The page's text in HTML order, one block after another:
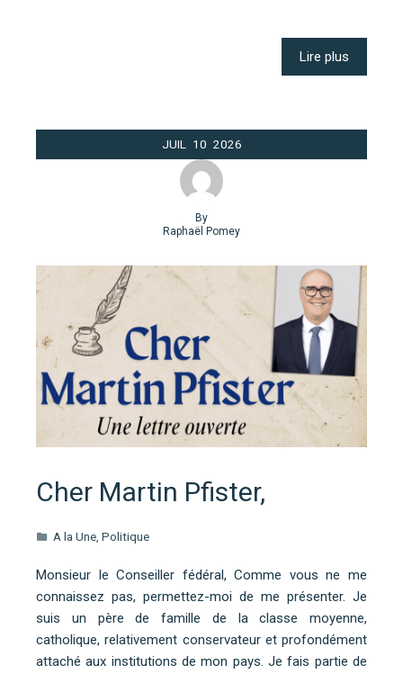
Lire plus
JUIL 10 2026
By
Raphaël Pomey
Cher Martin Pfister,
A la Une, Politique
Monsieur le Conseiller fédéral, Comme vous ne me
connaissez pas, permettez-moi de me présenter. Je
suis un père de famille de la classe moyenne,
catholique, relativement conservateur et profondément
attaché aux institutions de mon pays. Je fais partie de